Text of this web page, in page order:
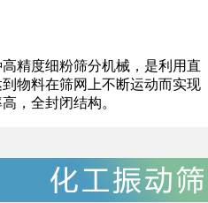
高精度细粉筛分机械，是利用直
物料在筛网上不断运动而实现
，全封闭结构。